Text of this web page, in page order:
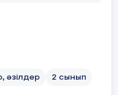
әзілдер 2 сынып